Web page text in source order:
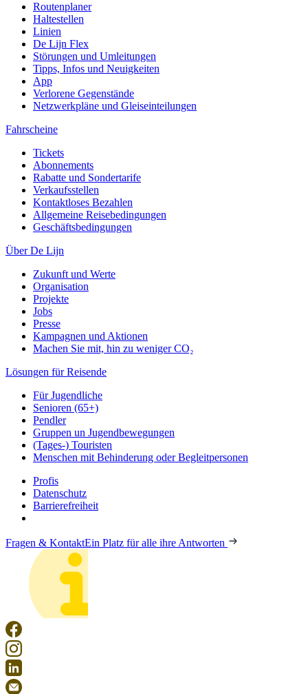
Routenplaner
Haltestellen
Linien
De Lijn Flex
Störungen und Umleitungen
Tipps, Infos und Neuigkeiten
App
Verlorene Gegenstände
Netzwerkpläne und Gleiseinteilungen
Fahrscheine
Tickets
Abonnements
Rabatte und Sondertarife
Verkaufsstellen
Kontaktloses Bezahlen
Allgemeine Reisebedingungen
Geschäftsbedingungen
Über De Lijn
Zukunft und Werte
Organisation
Projekte
Jobs
Presse
Kampagnen und Aktionen
Machen Sie mit, hin zu weniger CO₂
Lösungen für Reisende
Für Jugendliche
Senioren (65+)
Pendler
Gruppen un Jugendbewegungen
(Tages-) Touristen
Menschen mit Behinderung oder Begleitpersonen
Profis
Datenschutz
Barrierefreiheit
Fragen & KontaktEin Platz für alle ihre Antworten